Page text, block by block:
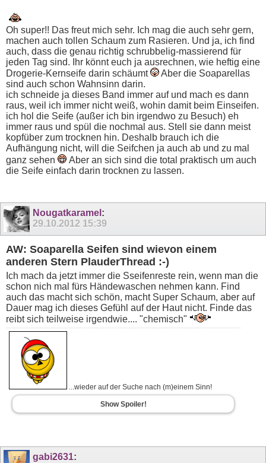
Oh super!! Das freut mich sehr. Ich mag die auch sehr gern,
machen auch tollen Schaum zum Rasieren. Und ja, ich find
auch, dass die genau richtig schrubbelig-massierend für
jeden Tag sind. Ihr könnt euch ja ausrechnen, wie heftig eine
Drogerie-Kernseife darin schäumt
Aber die Soaparellas
sind auch schon Wahnsinn darin.
ich schneide ja dieses Band immer auf und mach es dann
raus, weil ich immer nicht weiß, wohin damit beim Einseifen.
ich hol die Seife (außer ich bin irgendwo zu Besuch) eh
immer raus und spül die nochmal aus. Stell sie dann meist
kopfüber zum trocknen hin. Deshalb brauch ich die
Aufhängung nicht, will die Seifchen ja auch ab und zu mal
ganz sehen
Aber an sich sind die total praktisch um auch
die Seife einfach darin trocknen zu lassen.
Nougatkaramel :
29.10.2012 15:39
AW: Soaparella Seifen sind wievon einem
anderen Stern PlauderThread :-)
Ich mach da jetzt immer die Sseifenreste rein, wenn man die
schon nich mal fürs Händewaschen nehmen kann. Find
auch das macht sich schön, macht Super Schaum, aber auf
Dauer mag ich dieses Gefühl auf der Haut nicht. Finde das
reibt sich teilweise irgendwie.... "chemisch"
...wieder auf der Suche nach (m)einem Sinn!
Show Spoiler!
gabi2631: